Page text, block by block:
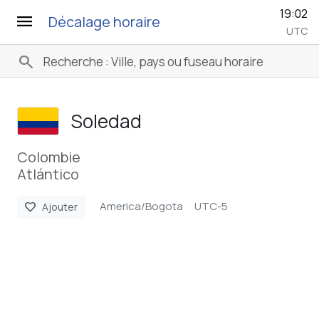
menu Décalage horaire 19:02
UTC
search
Soledad
Colombie
Atlántico
favorite Ajouter America/Bogota UTC-5